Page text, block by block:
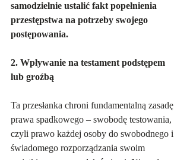
samodzielnie ustalić fakt popełnienia
przestępstwa na potrzeby swojego
postępowania.
2. Wpływanie na testament podstępem
lub groźbą
Ta przesłanka chroni fundamentalną zasadę
prawa spadkowego – swobodę testowania,
czyli prawo każdej osoby do swobodnego i
świadomego rozporządzania swoim